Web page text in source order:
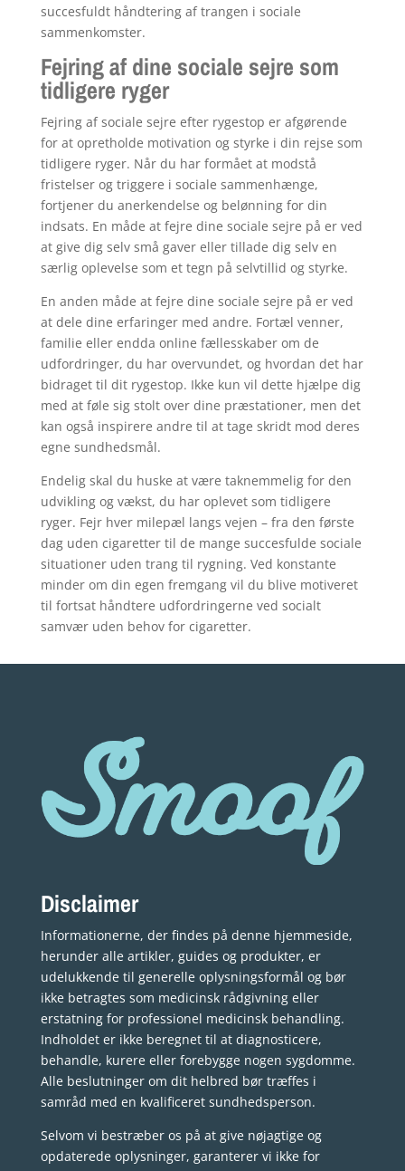
succesfuldt håndtering af trangen i sociale
sammenkomster.
Fejring af dine sociale sejre som
tidligere ryger
Fejring af sociale sejre efter rygestop er afgørende
for at opretholde motivation og styrke i din rejse som
tidligere ryger. Når du har formået at modstå
fristelser og triggere i sociale sammenhænge,
fortjener du anerkendelse og belønning for din
indsats. En måde at fejre dine sociale sejre på er ved
at give dig selv små gaver eller tillade dig selv en
særlig oplevelse som et tegn på selvtillid og styrke.
En anden måde at fejre dine sociale sejre på er ved
at dele dine erfaringer med andre. Fortæl venner,
familie eller endda online fællesskaber om de
udfordringer, du har overvundet, og hvordan det har
bidraget til dit rygestop. Ikke kun vil dette hjælpe dig
med at føle sig stolt over dine præstationer, men det
kan også inspirere andre til at tage skridt mod deres
egne sundhedsmål.
Endelig skal du huske at være taknemmelig for den
udvikling og vækst, du har oplevet som tidligere
ryger. Fejr hver milepæl langs vejen – fra den første
dag uden cigaretter til de mange succesfulde sociale
situationer uden trang til rygning. Ved konstante
minder om din egen fremgang vil du blive motiveret
til fortsat håndtere udfordringerne ved socialt
samvær uden behov for cigaretter.
Disclaimer
Informationerne, der findes på denne hjemmeside,
herunder alle artikler, guides og produkter, er
udelukkende til generelle oplysningsformål og bør
ikke betragtes som medicinsk rådgivning eller
erstatning for professionel medicinsk behandling.
Indholdet er ikke beregnet til at diagnosticere,
behandle, kurere eller forebygge nogen sygdomme.
Alle beslutninger om dit helbred bør træffes i
samråd med en kvalificeret sundhedsperson.
Selvom vi bestræber os på at give nøjagtige og
opdaterede oplysninger, garanterer vi ikke for